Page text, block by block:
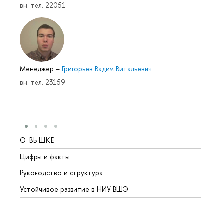
вн. тел. 22051
Менеджер – Григорьев Вадим Витальевич
вн. тел. 23159
О ВЫШКЕ
Цифры и факты
Руководство и структура
Устойчивое развитие в НИУ ВШЭ